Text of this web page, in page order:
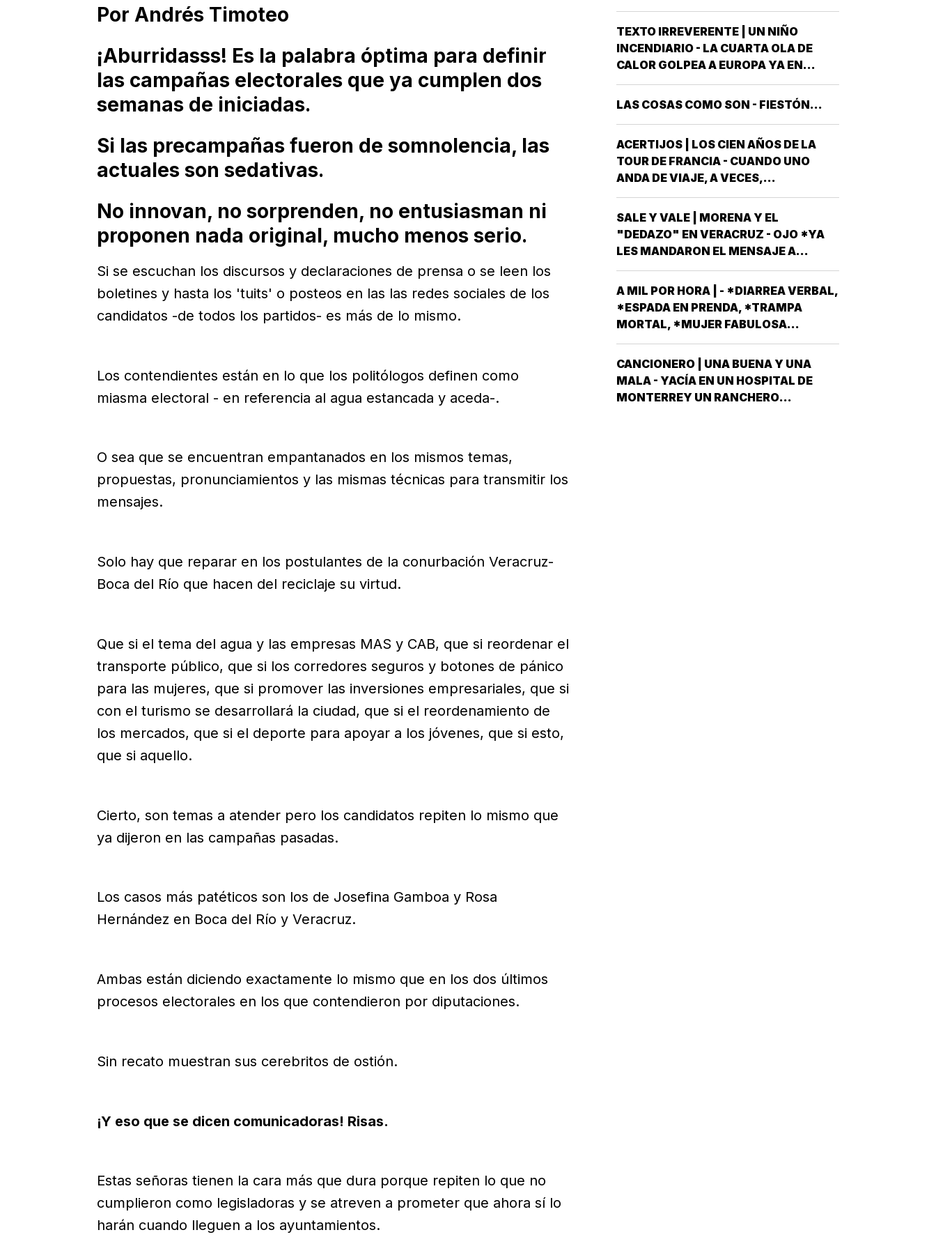
Por Andrés Timoteo
¡Aburridasss! Es la palabra óptima para definir
las campañas electorales que ya cumplen dos
semanas de iniciadas.
Si las precampañas fueron de somnolencia, las
actuales son sedativas.
No innovan, no sorprenden, no entusiasman ni
proponen nada original, mucho menos serio.
Si se escuchan los discursos y declaraciones de prensa o se leen los
boletines y hasta los 'tuits' o posteos en las las redes sociales de los
candidatos -de todos los partidos- es más de lo mismo.
Los contendientes están en lo que los politólogos definen como
miasma electoral - en referencia al agua estancada y aceda-.
O sea que se encuentran empantanados en los mismos temas,
propuestas, pronunciamientos y las mismas técnicas para transmitir los
mensajes.
Solo hay que reparar en los postulantes de la conurbación Veracruz-
Boca del Río que hacen del reciclaje su virtud.
Que si el tema del agua y las empresas MAS y CAB, que si reordenar el
transporte público, que si los corredores seguros y botones de pánico
para las mujeres, que si promover las inversiones empresariales, que si
con el turismo se desarrollará la ciudad, que si el reordenamiento de
los mercados, que si el deporte para apoyar a los jóvenes, que si esto,
que si aquello.
Cierto, son temas a atender pero los candidatos repiten lo mismo que
ya dijeron en las campañas pasadas.
Los casos más patéticos son los de Josefina Gamboa y Rosa
Hernández en Boca del Río y Veracruz.
Ambas están diciendo exactamente lo mismo que en los dos últimos
procesos electorales en los que contendieron por diputaciones.
Sin recato muestran sus cerebritos de ostión.
¡Y eso que se dicen comunicadoras! Risas.
Estas señoras tienen la cara más que dura porque repiten lo que no
cumplieron como legisladoras y se atreven a prometer que ahora sí lo
harán cuando lleguen a los ayuntamientos.
PROFUNDA" SEÑALA QUE AL
GOBIERNO DEL ESTADO *ESTÁ A
PUNTO DE "REVENTARLE" EL TEMA
DE LA UNIVERSIDAD POPULAR
TEXTO IRREVERENTE | UN NIÑO
INCENDIARIO - LA CUARTA OLA DE
CALOR GOLPEA A EUROPA YA EN
PLENA CANÍCULA Y TODO PINTA A
QUE ESTE 2026 SE UBICARÁ COMO EL
CALUROSA EN PRIMAVERA ROMPIÓ
TODOS LOS…
LAS COSAS COMO SON - FIESTÓN...
ACERTIJOS | LOS CIEN AÑOS DE LA
TOUR DE FRANCIA - CUANDO UNO
ANDA DE VIAJE, A VECES,
CIRCUNSTANCIALMENTE, OCURREN
COSAS QUE NO LLEVABAS PLANEADA
*ME HAN OCURRIDO ALGUNAS
OCASIONES *AHORA REMEMORO
SALE Y VALE | MORENA Y EL
"DEDAZO" EN VERACRUZ - OJO *YA
LES MANDARON EL MENSAJE A
TODOS AQUELLOS PERSONAJES QUE
ASPIRAN A SER CANDIDATOS A
DIPUTADOS LOCALES, EN ALGUNO DE
LOS 30 DISTRITOS QUE HAY EN
VERACRUZ POR EL PARTIDO MORENA,
A MIL POR HORA | - *DIARREA VERBAL,
*ESPADA EN PRENDA, *TRAMPA
MORTAL, *MUJER FABULOSA...
CANCIONERO | UNA BUENA Y UNA
MALA - YACÍA EN UN HOSPITAL DE
MONTERREY UN RANCHERO